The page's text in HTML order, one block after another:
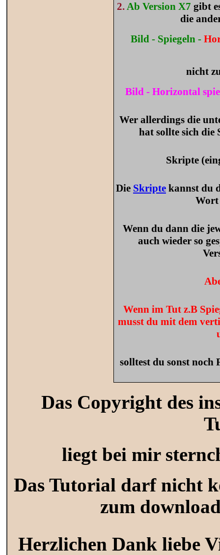
2.Ab Version X7 gibt
die
Bild - Spiegeln -
nicht
Bild - Horizontal
Wer allerdings die
hat sollte sich
Skripte
Die Skripte kannst du
Wenn du dann die
auch wieder so
Wenn im Tut z.B
musst du mit dem
solltest du sonst noch
Das Copyright des
liegt bei mir
Das Tutorial darf nicht
zum
Herzlichen Dank liebe